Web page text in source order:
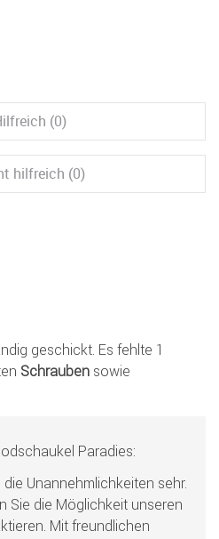
(0)
hilfreich (0)
geschickt. Es fehlte 1
Schrauben sowie
Paradies:
Unannehmlichkeiten sehr.
Sie die Möglichkeit unseren
Mit freundlichen